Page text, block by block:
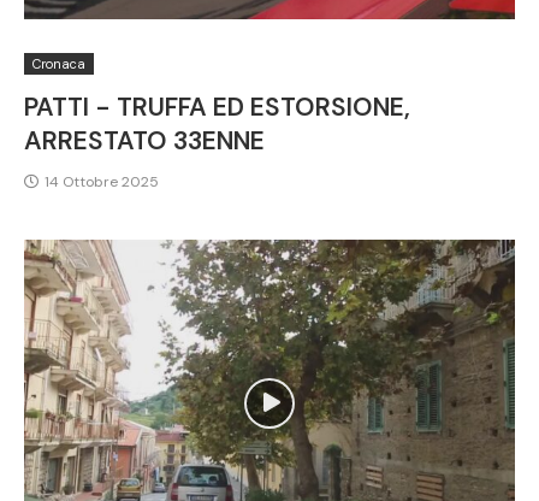
Cronaca
PATTI - TRUFFA ED ESTORSIONE,
ARRESTATO 33ENNE
14 Ottobre 2025